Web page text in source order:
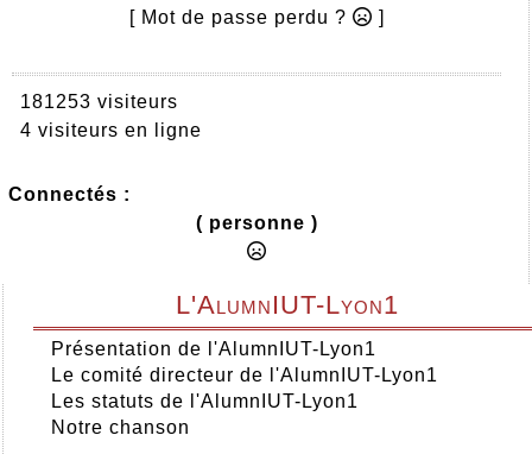
[ Mot de passe perdu ? ]
181253 visiteurs
4 visiteurs en ligne
Connectés :
( personne )
L'AlumnIUT-Lyon1
Présentation de l'AlumnIUT-Lyon1
Le comité directeur de l'AlumnIUT-Lyon1
Les statuts de l'AlumnIUT-Lyon1
Notre chanson